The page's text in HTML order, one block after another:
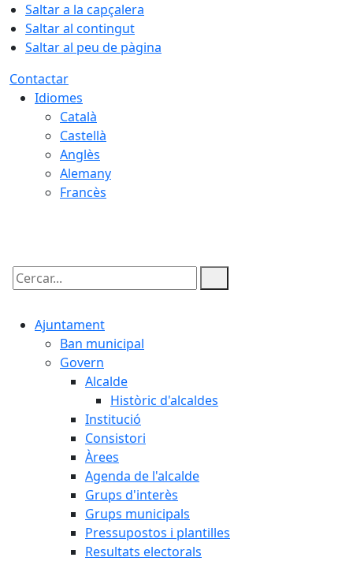
Saltar a la capçalera
Saltar al contingut
Saltar al peu de pàgina
Contactar
Idiomes
Català
Castellà
Anglès
Alemany
Francès
Cercar:
Ajuntament
Ban municipal
Govern
Alcalde
Històric d'alcaldes
Institució
Consistori
Àrees
Agenda de l'alcalde
Grups d'interès
Grups municipals
Pressupostos i plantilles
Resultats electorals